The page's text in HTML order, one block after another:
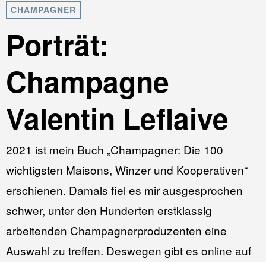
CHAMPAGNER
Porträt:
Champagne
Valentin Leflaive
2021 ist mein Buch „Champagner: Die 100
wichtigsten Maisons, Winzer und Kooperativen“
erschienen. Damals fiel es mir ausgesprochen
schwer, unter den Hunderten erstklassig
arbeitenden Champagnerproduzenten eine
Auswahl zu treffen. Deswegen gibt es online auf